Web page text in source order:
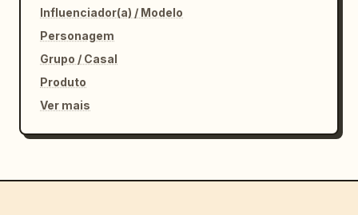
Influenciador(a) / Modelo
Personagem
Grupo / Casal
Produto
Ver mais